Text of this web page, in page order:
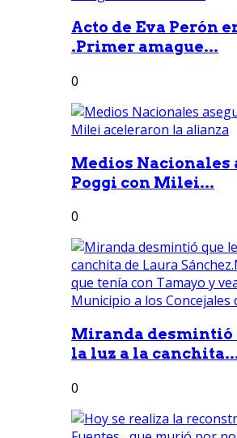
Acto de Eva Perón
.Primer amague...
0
Medios Nacionales
Poggi con Milei...
0
Miranda desmintió
la luz a la
0